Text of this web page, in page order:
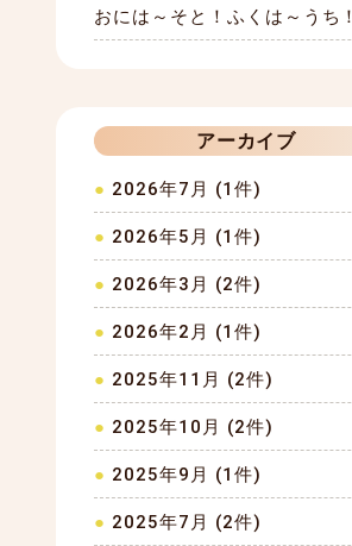
おには～そと！ふくは～うち！
アーカイブ
2026年7月 (1件)
2026年5月 (1件)
2026年3月 (2件)
2026年2月 (1件)
2025年11月 (2件)
2025年10月 (2件)
2025年9月 (1件)
2025年7月 (2件)